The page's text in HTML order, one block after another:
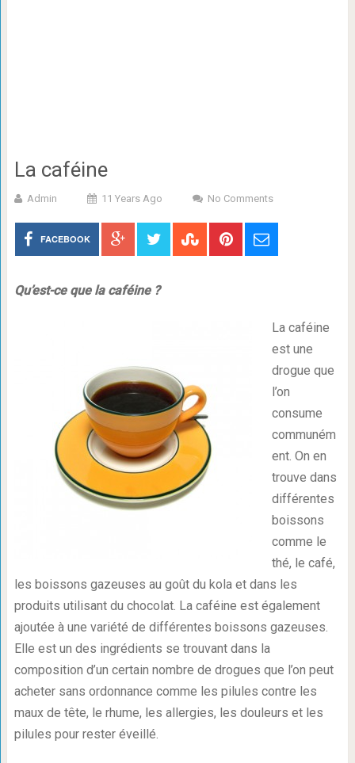
La caféine
Admin 11 Years Ago No Comments
FACEBOOK
Qu’est-ce que la caféine ?
La caféine
est une
drogue que
l’on
consume
communém
ent. On en
trouve dans
différentes
boissons
comme le
thé, le café,
les boissons gazeuses au goût du kola et dans les
produits utilisant du chocolat. La caféine est également
ajoutée à une variété de différentes boissons gazeuses.
Elle est un des ingrédients se trouvant dans la
composition d’un certain nombre de drogues que l’on peut
acheter sans ordonnance comme les pilules contre les
maux de tête, le rhume, les allergies, les douleurs et les
pilules pour rester éveillé.